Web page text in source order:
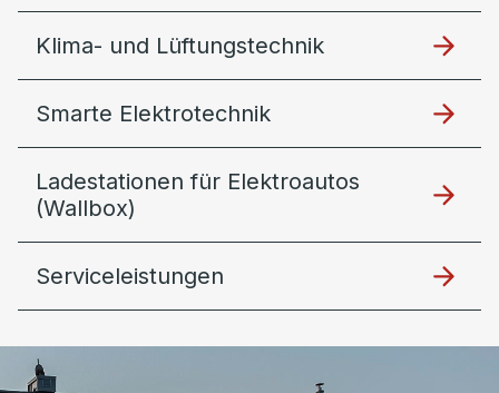
Klima- und Lüftungstechnik
Smarte Elektrotechnik
Ladestationen für Elektroautos
(Wallbox)
Serviceleistungen